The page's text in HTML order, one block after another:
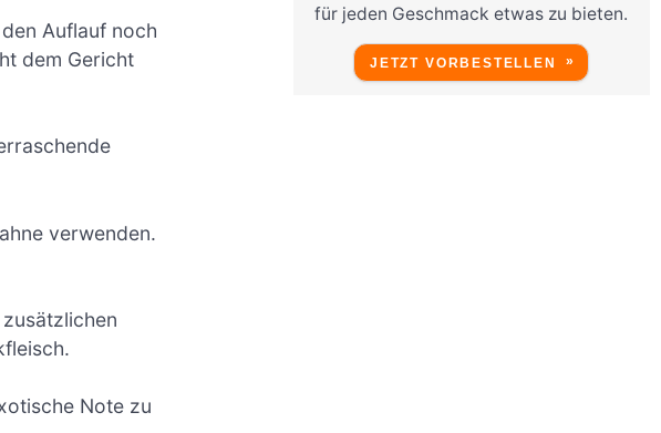
Auflauf noch
dem Gericht
verwenden.
Note zu
für jeden Geschmack etwas zu bieten.
JETZT VORBESTELLEN